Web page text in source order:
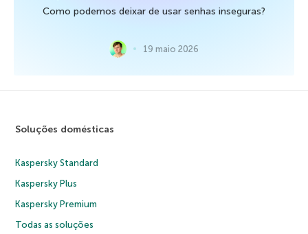
Como podemos deixar de usar senhas inseguras?
19 maio 2026
Soluções domésticas
Kaspersky Standard
Kaspersky Plus
Kaspersky Premium
Todas as soluções